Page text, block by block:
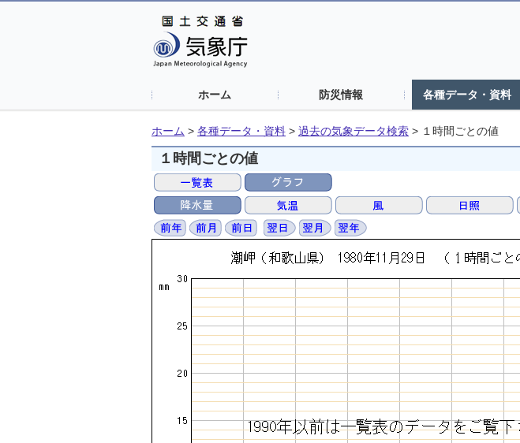
ホーム 防災情報 各種データ・資料
ホーム > 各種データ・資料 > 過去の気象データ検索 > １時間ごとの値
１時間ごとの値